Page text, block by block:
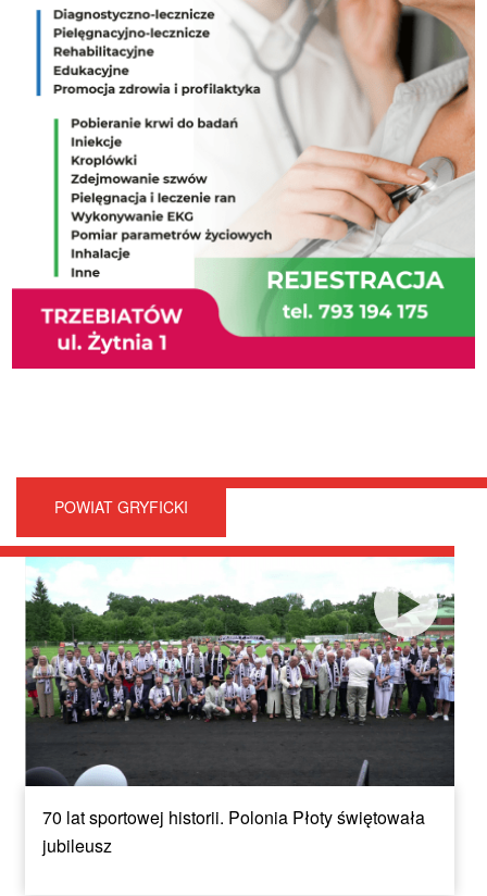
POWIAT GRYFICKI
70 lat sportowej historii. Polonia Płoty świętowała
jubileusz